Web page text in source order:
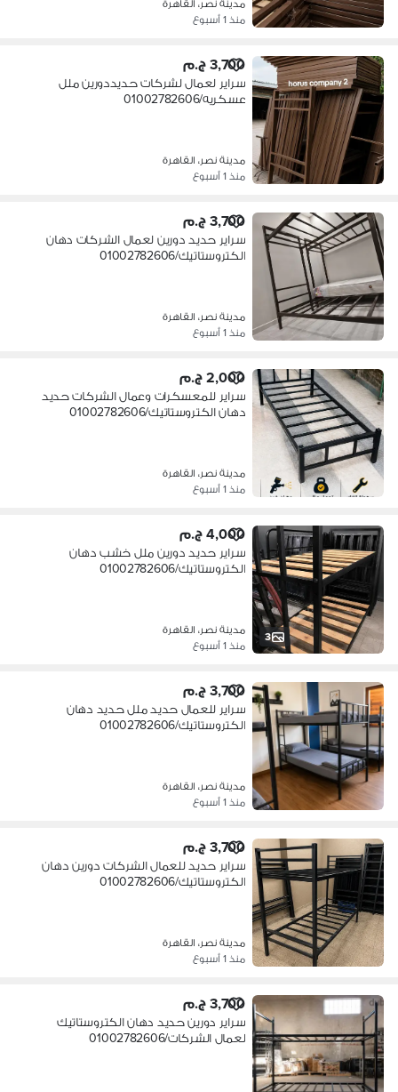
مدينة نصر، القاهرة
منذ 1 أسبوع
3,700 ج.م
سراير لعمال لشركات حديددورين ملل
عسكريه/01002782606
مدينة نصر، القاهرة
منذ 1 أسبوع
3,700 ج.م
سراير حديد دورين لعمال الشركات دهان
الكتروستاتيك/01002782606
مدينة نصر، القاهرة
منذ 1 أسبوع
2,000 ج.م
سراير للمعسكرات وعمال الشركات حديد
دهان الكتروستاتيك/01002782606
مدينة نصر، القاهرة
منذ 1 أسبوع
3
4,000 ج.م
سراير حديد دورين ملل خشب دهان
الكتروستاتيك/01002782606
مدينة نصر، القاهرة
منذ 1 أسبوع
3,700 ج.م
سراير للعمال حديد ملل حديد دهان
الكتروستاتيك/01002782606
مدينة نصر، القاهرة
منذ 1 أسبوع
3,700 ج.م
سراير حديد للعمال الشركات دورين دهان
الكتروستاتيك/01002782606
مدينة نصر، القاهرة
منذ 1 أسبوع
3,700 ج.م
سراير دورين حديد دهان الكتروستاتيك
لعمال الشركات/01002782606